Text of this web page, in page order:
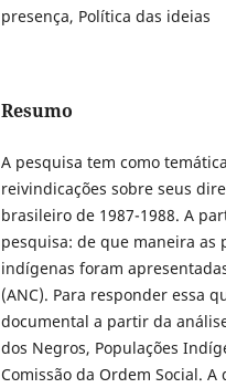
presença, Política das ideias
Resumo
A pesquisa tem como
reivindicações sobre seus
brasileiro de 1987-1988. A
pesquisa: de que maneira
indígenas foram
(ANC). Para responder essa
documental a partir da
dos Negros, Populações
Comissão da Ordem Social.